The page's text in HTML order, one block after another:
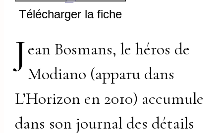
Télécharger la fiche
Jean Bosmans, le héros de
Modiano (apparu dans
L’Horizon en 2010) accumule
dans son journal des détails